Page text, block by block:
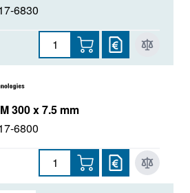
6830
300 x 7.5 mm
6800